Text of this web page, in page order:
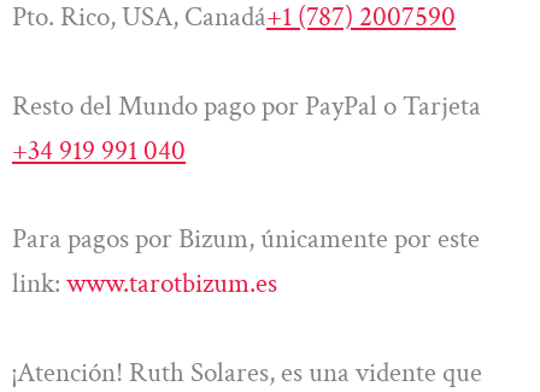
Pto. Rico, USA, Canadá+1 (787) 2007590
Resto del Mundo pago por PayPal o Tarjeta
+34 919 991 040
Para pagos por Bizum, únicamente por este
link: www.tarotbizum.es
¡Atención! Ruth Solares, es una vidente que